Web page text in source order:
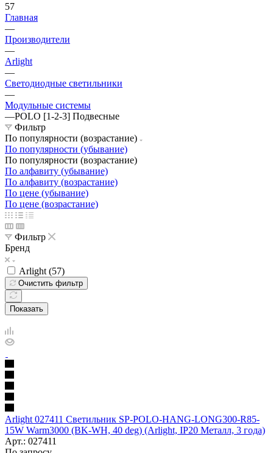
57
Главная
—
Производители
—
Arlight
—
Светодиодные светильники
—
Модульные системы
—POLO [1-2-3] Подвесные
Фильтр
По популярности (возрастание)
По популярности (убывание)
По популярности (возрастание)
По алфавиту (убывание)
По алфавиту (возрастание)
По цене (убывание)
По цене (возрастание)
Фильтр
Бренд
Arlight (57)
Очистить фильтр
Показать
Arlight 027411 Светильник SP-POLO-HANG-LONG300-R85-
15W Warm3000 (BK-WH, 40 deg) (Arlight, IP20 Металл, 3 года)
Арт.: 027411